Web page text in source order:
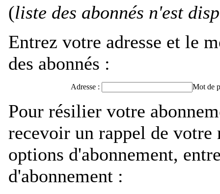
(liste des abonnés n'est
Entrez votre adresse et le
des abonnés :
Adresse : Mot de
Pour résilier votre
recevoir un rappel de
options d'abonnement,
d'abonnement :